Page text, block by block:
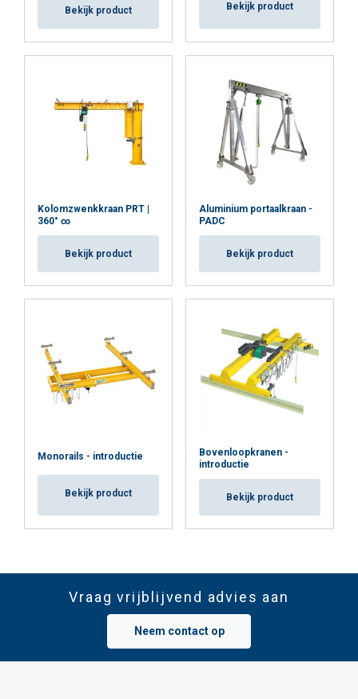
Bekijk product Bekijk product
Kolomzwenkkraan PRT |
360° ∞
Bekijk product
Aluminium portaalkraan -
PADC
Bekijk product
Monorails - introductie
Bekijk product
Bovenloopkranen -
introductie
Bekijk product
Vraag vrijblijvend advies aan
Neem contact op